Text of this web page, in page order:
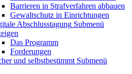
Barrieren in Strafverfahren abbauen
Gewaltschutz in Einrichtungen
Abschlusstagung Submenü
Das Programm
Forderungen
und selbstbestimmt Submenü